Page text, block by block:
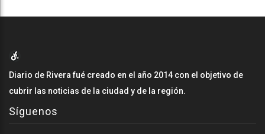
Diario de Rivera fué creado en el año 2014 con el objetivo de
cubrir las noticias de la ciudad y de la región.
Síguenos